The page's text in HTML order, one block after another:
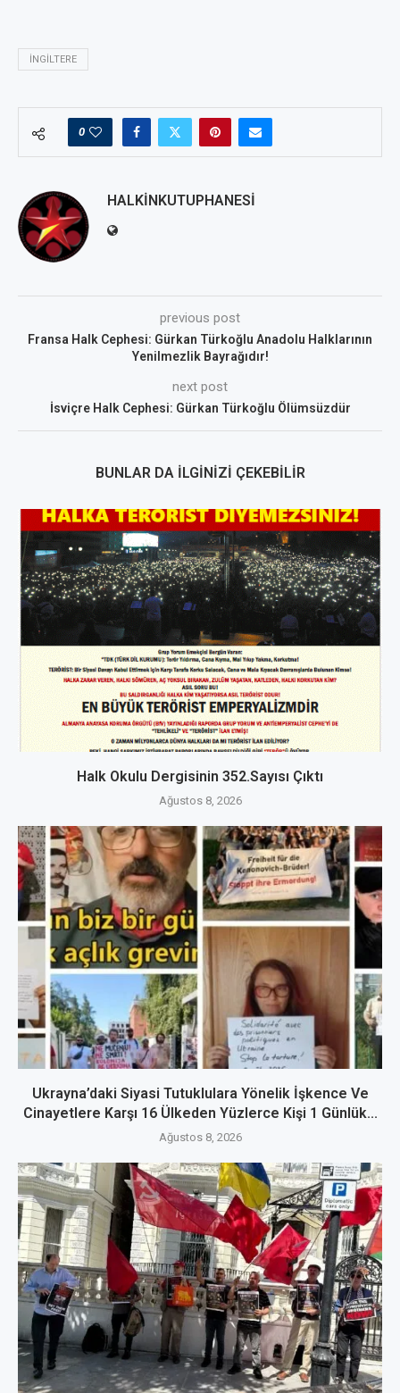
İNGILTERE
0
HALKINKUTUPHANESI
previous post
Fransa Halk Cephesi: Gürkan Türkoğlu Anadolu Halklarının
Yenilmezlik Bayrağıdır!
next post
İsviçre Halk Cephesi: Gürkan Türkoğlu Ölümsüzdür
BUNLAR DA İLGINIZI ÇEKEBILIR
Halk Okulu Dergisinin 352.Sayısı Çıktı
Ağustos 8, 2026
Ukrayna’daki Siyasi Tutuklulara Yönelik İşkence Ve
Cinayetlere Karşı 16 Ülkeden Yüzlerce Kişi 1 Günlük...
Ağustos 8, 2026